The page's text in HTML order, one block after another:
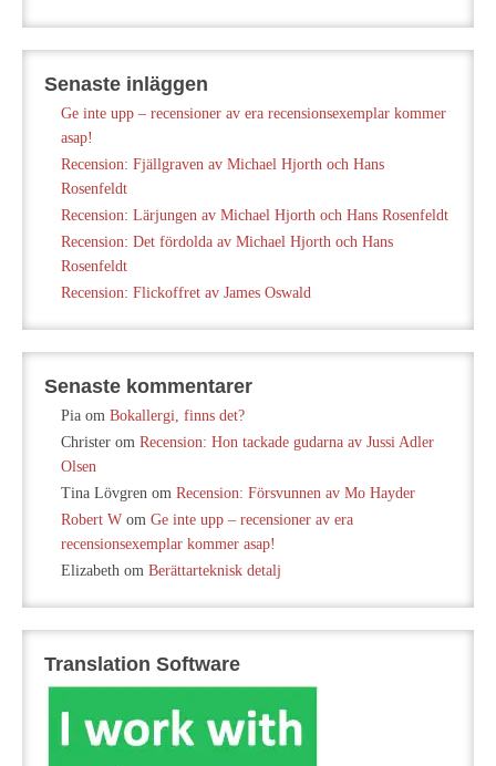
Senaste inläggen
Ge inte upp – recensioner av era recensionsexemplar kommer
asap!
Recension: Fjällgraven av Michael Hjorth och Hans
Rosenfeldt
Recension: Lärjungen av Michael Hjorth och Hans Rosenfeldt
Recension: Det fördolda av Michael Hjorth och Hans
Rosenfeldt
Recension: Flickoffret av James Oswald
Senaste kommentarer
Pia om Bokallergi, finns det?
Christer om Recension: Hon tackade gudarna av Jussi Adler
Olsen
Tina Lövgren om Recension: Försvunnen av Mo Hayder
Robert W om Ge inte upp – recensioner av era
recensionsexemplar kommer asap!
Elizabeth om Berättarteknisk detalj
Translation Software